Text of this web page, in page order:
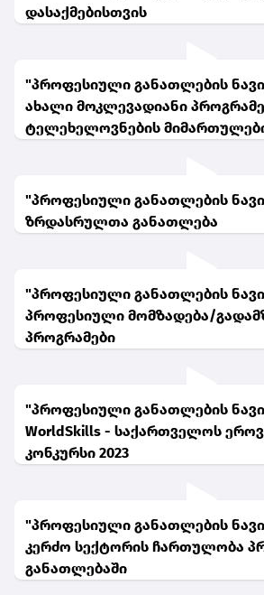
დასაქმებისთვის
"პროფესიული განათლების
ახალი მოკლევადიანი
ტელეხელოვნების
"პროფესიული განათლების
ზრდასრულთა განათლება
"პროფესიული განათლების
პროფესიული მომზადება/
პროგრამები
"პროფესიული განათლების
WorldSkills - საქართველოს
კონკურსი 2023
"პროფესიული განათლების
კერძო სექტორის ჩართულობა
განათლებაში